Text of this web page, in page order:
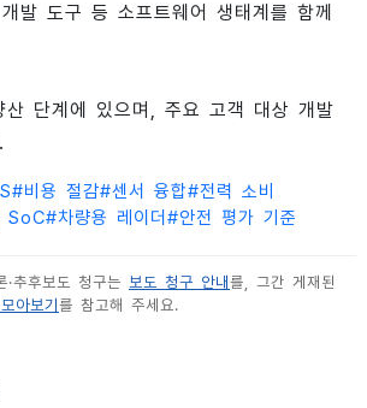
발 도구 등 소프트웨어 생태계를 함께
단계에 있으며, 주요 고객 대상 개발
#비용 절감#센서 융합#전력 소비
SoC#차량용 레이더 #안전 평가 기준
추후보도 청구는 보도 청구 안내 를, 그간 게재된
아보기 를 참고해 주세요.